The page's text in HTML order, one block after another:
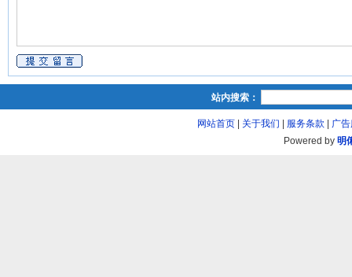
站内搜索：
网站首页| 关于我们 服务条款
广
Powered by 明